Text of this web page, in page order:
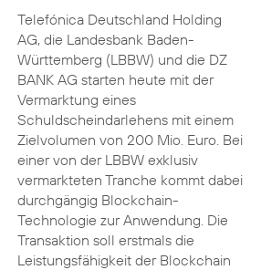
Telefónica Deutschland Holding
AG, die Landesbank Baden-
Württemberg (LBBW) und die DZ
BANK AG starten heute mit der
Vermarktung eines
Schuldscheindarlehens mit einem
Zielvolumen von 200 Mio. Euro. Bei
einer von der LBBW exklusiv
vermarkteten Tranche kommt dabei
durchgängig Blockchain-
Technologie zur Anwendung. Die
Transaktion soll erstmals die
Leistungsfähigkeit der Blockchain